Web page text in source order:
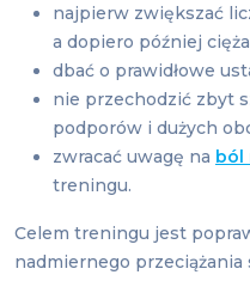
najpierw zwiększać
a dopiero później
dbać o prawidłowe
nie przechodzić zbyt
podporów i dużych
zwracać uwagę na ból
treningu.
Celem treningu jest
nadmiernego przeciążania